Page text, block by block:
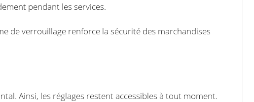
pendant les services.
de verrouillage renforce la sécurité des marchandises
Ainsi, les réglages restent accessibles à tout moment.